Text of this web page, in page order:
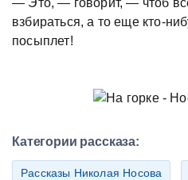
взбираться, а то еще кто-
посыплет!
Категории рассказа:
Рассказы Николая Носова